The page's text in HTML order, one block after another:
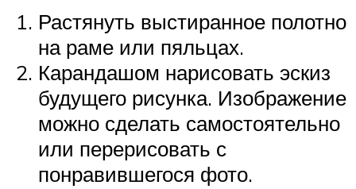
Растянуть выстиранное полотно
на раме или пяльцах.
Карандашом нарисовать эскиз
будущего рисунка. Изображение
можно сделать самостоятельно
или перерисовать с
понравившегося фото.